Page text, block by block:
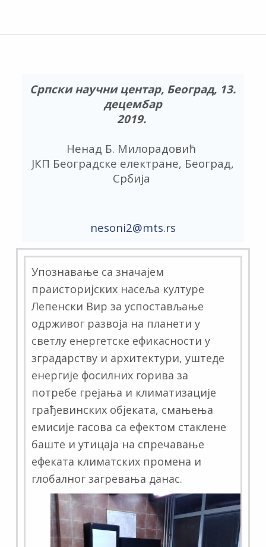
Српски научни центар, Београд, 13.
децембар
2019.
Ненад Б. Милорадовић
ЈКП Београдске електране, Београд,
Србија
nesoni2@mts.rs
Упознавање са значајем
праисторијских насеља културе
Лепенски Вир за успостављање
одрживог развоја на планети у
светлу енергетске ефикасности у
зградарству и архитектури, уштеде
енергије фосилних горива за
потребе грејања и климатизације
грађевинских објеката, смањења
емисије гасова са ефектом стаклене
баште и утицаја на спречавање
ефеката климатских промена и
глобалног загревања данас.